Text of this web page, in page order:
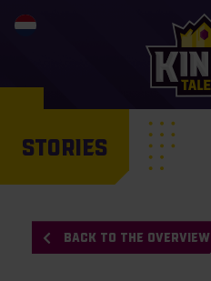
STORIES
BACK TO THE OVERVIEW